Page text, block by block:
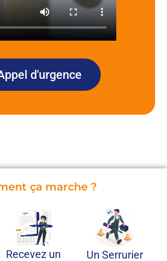
d'urgence
ça marche ?
Recevez un Un Serrurier